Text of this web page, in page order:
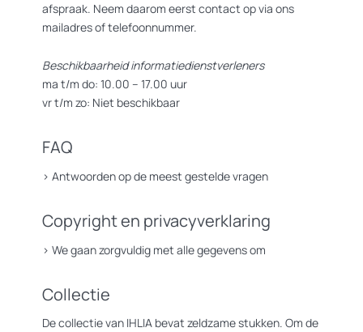
afspraak. Neem daarom eerst contact op via ons
mailadres of telefoonnummer.
Beschikbaarheid informatiedienstverleners
ma t/m do: 10.00 – 17.00 uur
vr t/m zo: Niet beschikbaar
FAQ
> Antwoorden op de meest gestelde vragen
Copyright en privacyverklaring
> We gaan zorgvuldig met alle gegevens om
Collectie
De collectie van IHLIA bevat zeldzame stukken. Om de